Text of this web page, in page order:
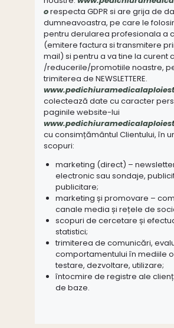
orespecta GDPR si are grija de
dumneavoastra, pe care le
pentru derularea profesionala a
(emitere factura si transmitere
mail) si pentru a va tine la curent
/reducerile/promotiile noastre,
trimiterea de NEWSLETTERE.
colectează date cu caracter
paginile website-lui
cu consimțământul Clientului, în
scopuri:
marketing (direct) –
electronic sau sondaje,
publicitare;
marketing și promovare –
canale media și rețele de
scopuri de cercetare și
statistici;
trimiterea de comunicări,
comportamentului în mediile
testare, dezvoltare, utilizare;
întocmire de registre ale
de baze.